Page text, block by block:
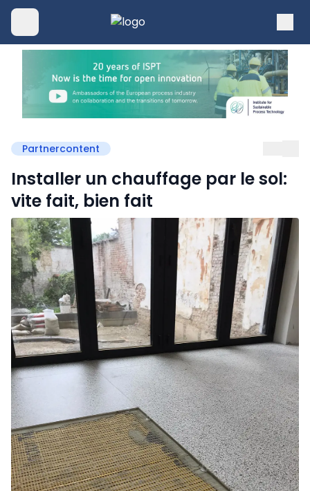
Partnercontent
Installer un chauffage par le sol:
vite fait, bien fait